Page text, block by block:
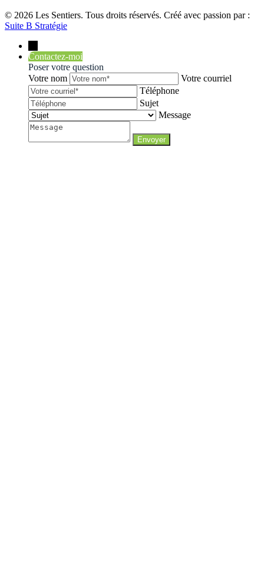
© 2026 Les Sentiers. Tous droits réservés. Créé avec passion par :
Suite B Stratégie
Contactez-moi
Poser votre question
Votre nom
Votre courriel
Téléphone
Sujet
Message